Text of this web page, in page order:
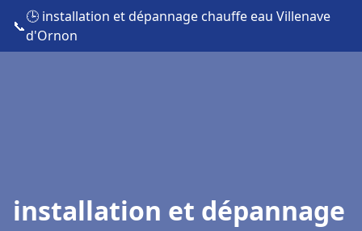
📞
🕒 installation et dépannage chauffe eau Villenave
d'Ornon
installation et dépannage